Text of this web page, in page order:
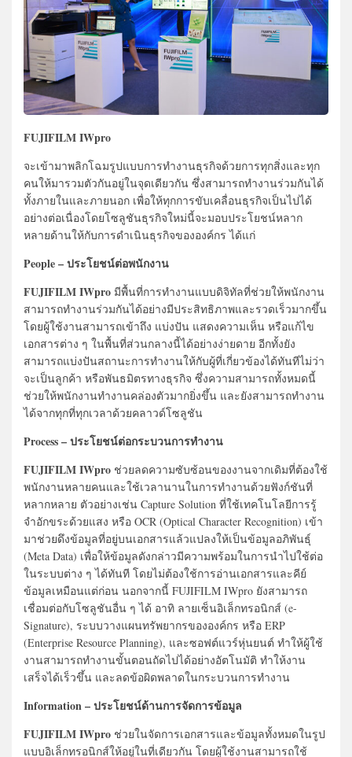
FUJIFILM IWpro
จะเข้ามาพลิกโฉมรูปแบบการทำงานธุรกิจด้วยการทุกสิ่งและทุก
คนให้มารวมตัวกันอยู่ในจุดเดียวกัน ซึ่งสามารถทำงานร่วมกันได้
ทั้งภายในและภายนอก เพื่อให้ทุกการขับเคลื่อนธุรกิจเป็นไปได้
อย่างต่อเนื่องโดยโซลูชันธุรกิจใหม่นี้จะมอบประโยชน์หลาก
หลายด้านให้กับการดำเนินธุรกิจขององค์กร ได้แก่
People – ประโยชน์ต่อพนักงาน
FUJIFILM IWpro มีพื้นที่การทำงานแบบดิจิทัลที่ช่วยให้พนักงาน
สามารถทำงานร่วมกันได้อย่างมีประสิทธิภาพและรวดเร็วมากขึ้น
โดยผู้ใช้งานสามารถเข้าถึง แบ่งปัน แสดงความเห็น หรือแก้ไข
เอกสารต่าง ๆ ในพื้นที่ส่วนกลางนี้ได้อย่างง่ายดาย อีกทั้งยัง
สามารถแบ่งปันสถานะการทำงานให้กับผู้ที่เกี่ยวข้องได้ทันทีไม่ว่า
จะเป็นลูกค้า หรือพันธมิตรทางธุรกิจ ซึ่งความสามารถทั้งหมดนี้
ช่วยให้พนักงานทำงานคล่องตัวมากยิ่งขึ้น และยังสามารถทำงาน
ได้จากทุกที่ทุกเวลาด้วยคลาวด์โซลูชัน
Process – ประโยชน์ต่อกระบวนการทำงาน
FUJIFILM IWpro ช่วยลดความซับซ้อนของงานจากเดิมที่ต้องใช้
พนักงานหลายคนและใช้เวลานานในการทำงานด้วยฟังก์ชันที่
หลากหลาย ตัวอย่างเช่น Capture Solution ที่ใช้เทคโนโลยีการรู้
จำอักขระด้วยแสง หรือ OCR (Optical Character Recognition) เข้า
มาช่วยดึงข้อมูลที่อยู่บนเอกสารแล้วแปลงให้เป็นข้อมูลอภิพันธุ์
(Meta Data) เพื่อให้ข้อมูลดังกล่าวมีความพร้อมในการนำไปใช้ต่อ
ในระบบต่าง ๆ ได้ทันที โดยไม่ต้องใช้การอ่านเอกสารและคีย์
ข้อมูลเหมือนแต่ก่อน นอกจากนี้ FUJIFILM IWpro ยังสามารถ
เชื่อมต่อกับโซลูชันอื่น ๆ ได้ อาทิ ลายเซ็นอิเล็กทรอนิกส์ (e-
Signature), ระบบวางแผนทรัพยากรขององค์กร หรือ ERP
(Enterprise Resource Planning), และซอฟต์แวร์หุ่นยนต์ ทำให้ผู้ใช้
งานสามารถทำงานขั้นตอนถัดไปได้อย่างอัตโนมัติ ทำให้งาน
เสร็จได้เร็วขึ้น และลดข้อผิดพลาดในกระบวนการทำงาน
Information – ประโยชน์ด้านการจัดการข้อมูล
FUJIFILM IWpro ช่วยในจัดการเอกสารและข้อมูลทั้งหมดในรูป
แบบอิเล็กทรอนิกส์ให้อยู่ในที่เดียวกัน โดยผู้ใช้งานสามารถใช้